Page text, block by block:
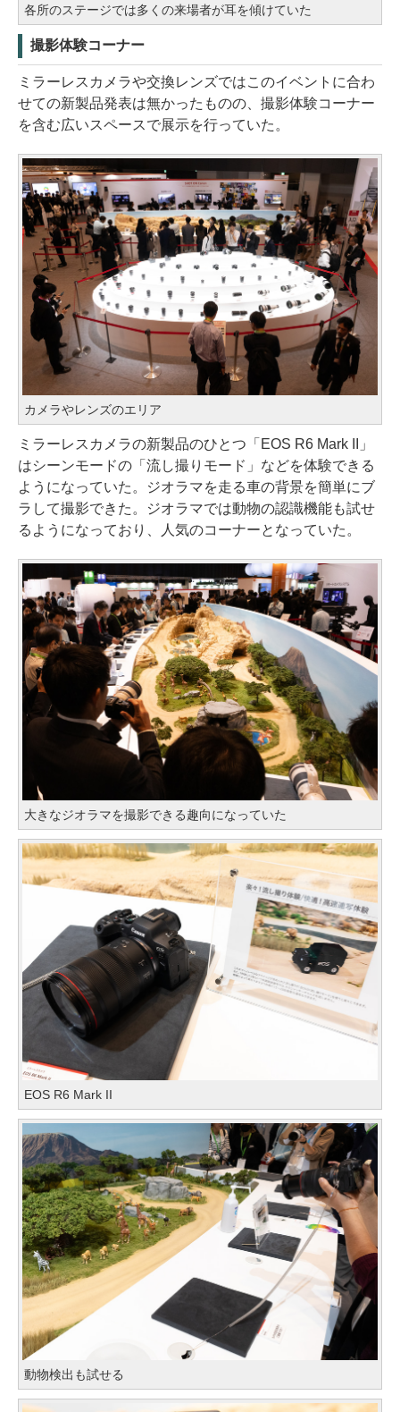
各所のステージでは多くの来場者が耳を傾けていた
撮影体験コーナー
ミラーレスカメラや交換レンズではこのイベントに合わ
せての新製品発表は無かったものの、撮影体験コーナー
を含む広いスペースで展示を行っていた。
カメラやレンズのエリア
ミラーレスカメラの新製品のひとつ「EOS R6 Mark II」
はシーンモードの「流し撮りモード」などを体験できる
ようになっていた。ジオラマを走る車の背景を簡単にブ
ラして撮影できた。ジオラマでは動物の認識機能も試せ
るようになっており、人気のコーナーとなっていた。
大きなジオラマを撮影できる趣向になっていた
EOS R6 Mark II
動物検出も試せる